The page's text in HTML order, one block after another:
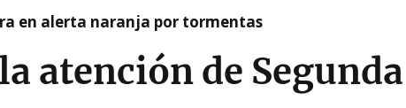
en alerta naranja por tormentas
atención de Segunda